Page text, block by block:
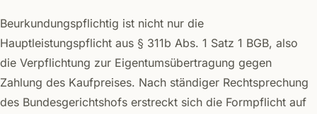
Beurkundungspflichtig ist nicht nur die
Hauptleistungspflicht aus § 311b Abs. 1 Satz 1 BGB, also
die Verpflichtung zur Eigentumsübertragung gegen
Zahlung des Kaufpreises. Nach ständiger Rechtsprechung
des Bundesgerichtshofs erstreckt sich die Formpflicht auf